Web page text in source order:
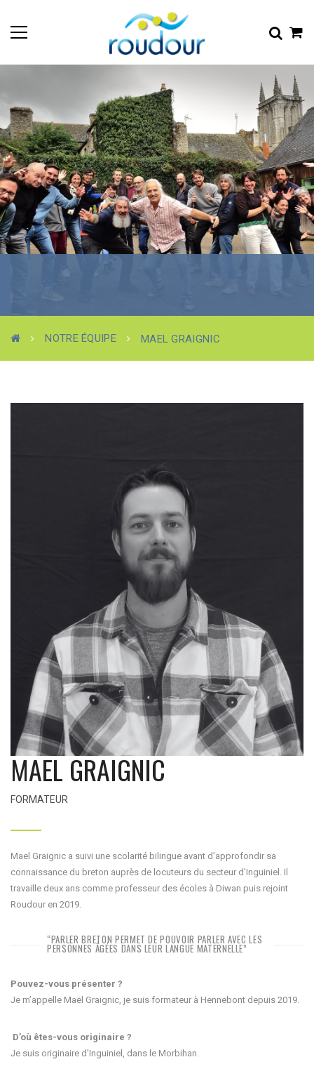
NOTRE ÉQUIPE MAEL GRAIGNIC
MAEL GRAIGNIC
FORMATEUR
Mael Graignic a suivi une scolarité bilingue avant d’approfondir sa
connaissance du breton auprès de locuteurs du secteur d’Inguiniel. Il
travaille deux ans comme professeur des écoles à Diwan puis rejoint
Roudour en 2019.
“PARLER BRETON PERMET DE POUVOIR PARLER AVEC LES
PERSONNES ÂGÉES DANS LEUR LANGUE MATERNELLE”
Pouvez-vous présenter ?
Je m’appelle Maël Graignic, je suis formateur à Hennebont depuis 2019.
D’où êtes-vous originaire ?
Je suis originaire d’Inguiniel, dans le Morbihan.